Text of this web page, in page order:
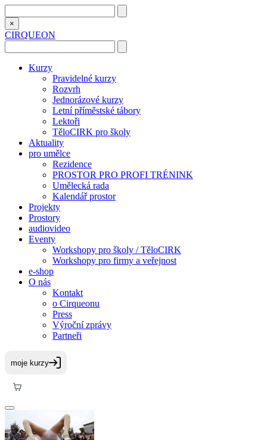
×
CIRQUEON
Kurzy
Pravidelné kurzy
Rozvrh
Jednorázové kurzy
Letní příměstské tábory
Lektoři
TěloCIRK pro školy
Aktuality
pro umělce
Rezidence
PROSTOR PRO PROFI TRÉNINK
Umělecká rada
Kalendář prostor
Projekty
Prostory
audiovideo
Eventy
Workshopy pro školy / TěloCIRK
Workshopy pro firmy a veřejnost
e-shop
O nás
Kontakt
o Cirqueonu
Press
Výroční zprávy
Partneři